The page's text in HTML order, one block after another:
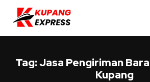
Tag:Jasa Pengiriman
Kupang